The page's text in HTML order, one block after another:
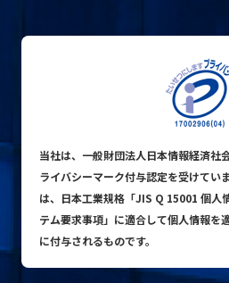
mail お問い合わせ
公式SNS
プライバシーポ
© ACN
当社は、一般財団法人日本情報経済社
ライバシーマーク付与認定を受けてい
は、日本工業規格「JIS Q 15001 個人
テム要求事項」に適合して個人情報を
に付与されるものです。